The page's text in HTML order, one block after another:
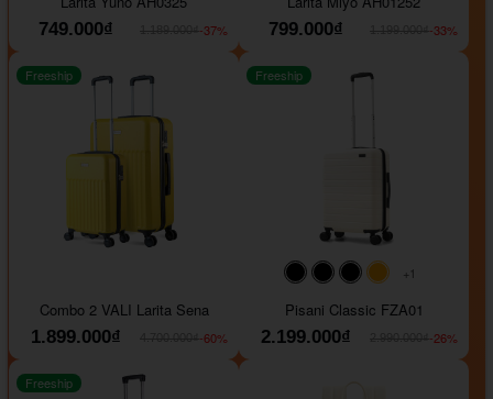
749.000₫
-37%
799.000₫
-33%
Freeship
Combo 2 VALI Larita Sena
1.899.000₫
-60%
#000000#000000#000000
+1
Freeship
Pisani Classic FZA01
2.199.000₫
-26%
Freeship